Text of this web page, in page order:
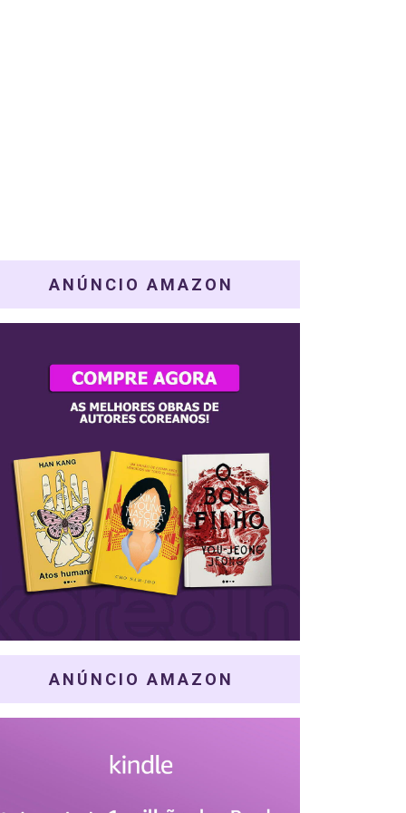
ANÚNCIO AMAZON
ANÚNCIO AMAZON